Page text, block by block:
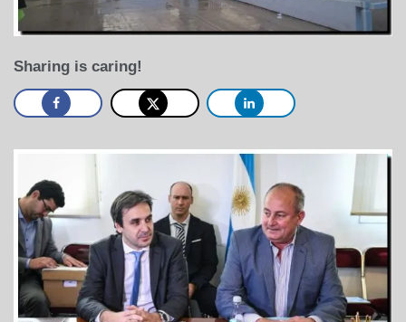
Sharing is caring!